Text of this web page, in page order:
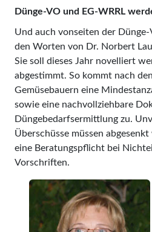
Dünge-VO und EG-WRRL
Und auch vonseiten der
den Worten von Dr. Norbert
Sie soll dieses Jahr novelliert
abgestimmt. So kommt nach
Gemüsebauern eine
sowie eine nachvollziehbare
Düngebedarfsermittlung zu.
Überschüsse müssen
eine Beratungspflicht bei
Vorschriften.